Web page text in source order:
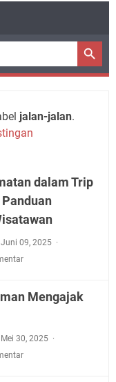
jalan-jalan.
dalam Trip
Juni 09, 2025
Mengajak
Mei 30, 2025